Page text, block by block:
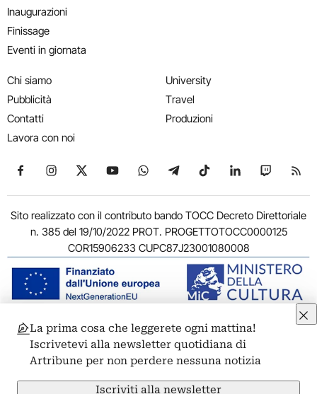
Inaugurazioni
Finissage
Eventi in giornata
Chi siamo
Pubblicità
Contatti
Lavora con noi
University
Travel
Produzioni
Seguici su Facebook
Seguici su Instagram
Seguici su X
Seguici su YouTube
Seguici su WhatsApp
Seguici su Telegram
Seguici su TikTok
Seguici su
Seguici
Sito realizzato con il contributo bando TOCC Decreto Direttoriale
n. 385 del 19/10/2022 PROT. PROGETTOTOCC0000125
COR15906233 CUPC87J23001080008
© 2011-2026 ARTRIBUNE srl – Corso Vittorio Emanuele II, 287 –
00186 Roma - P.I. 11381581005
Privacy: Responsabile della protezione dei dati personali
ARTRIBUNE srl – Corso Vittorio Emanuele II, 287 – 00186 Roma
La prima cosa che leggerete ogni mattina!
Iscrivetevi alla newsletter quotidiana di
Artribune per non perdere nessuna notizia
Iscriviti alla newsletter